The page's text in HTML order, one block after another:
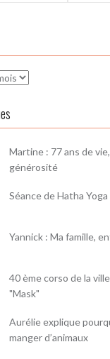
Martine : 77 ans de
générosité
Séance de Hatha
Yannick : Ma famille,
40 ème corso de la
"Mask"
Aurélie explique
manger d’animaux